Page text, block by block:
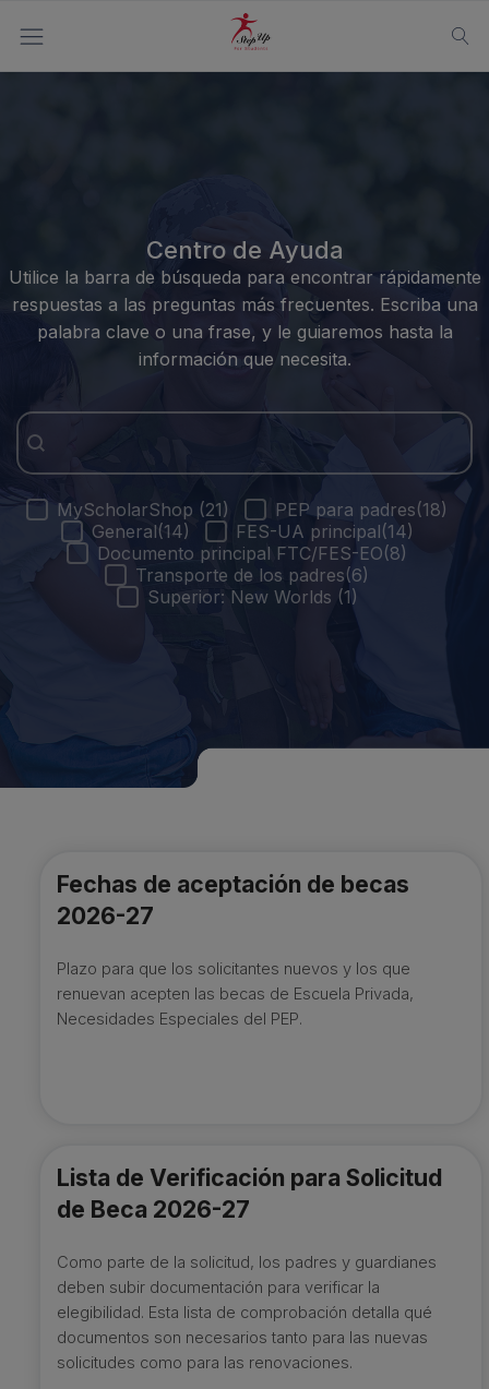
Centro de Ayuda
Utilice la barra de búsqueda para encontrar rápidamente
respuestas a las preguntas más frecuentes. Escriba una
palabra clave o una frase, y le guiaremos hasta la
información que necesita.
Barra de Búsqueda del Centro de Ayuda
Buscar contenido
Filtro de Programas del Centro de Ayuda
MyScholarShop (21) PEP para padres(18)
General(14) FES-UA principal(14)
Documento principal FTC/FES-EO(8)
Transporte de los padres(6)
Superior: New Worlds (1)
Fechas de aceptación de becas
2026-27
Plazo para que los solicitantes nuevos y los que
renuevan acepten las becas de Escuela Privada,
Necesidades Especiales del PEP.
Lista de Verificación para Solicitud
de Beca 2026-27
Como parte de la solicitud, los padres y guardianes
deben subir documentación para verificar la
elegibilidad. Esta lista de comprobación detalla qué
documentos son necesarios tanto para las nuevas
solicitudes como para las renovaciones.